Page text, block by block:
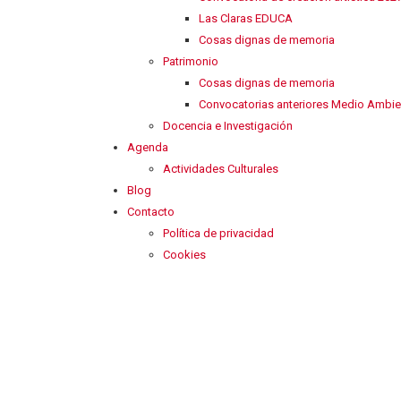
Las Claras EDUCA
Cosas dignas de memoria
Patrimonio
Cosas dignas de memoria
Convocatorias anteriores Medio
Docencia e Investigación
Agenda
Actividades Culturales
Blog
Contacto
Política de privacidad
Cookies